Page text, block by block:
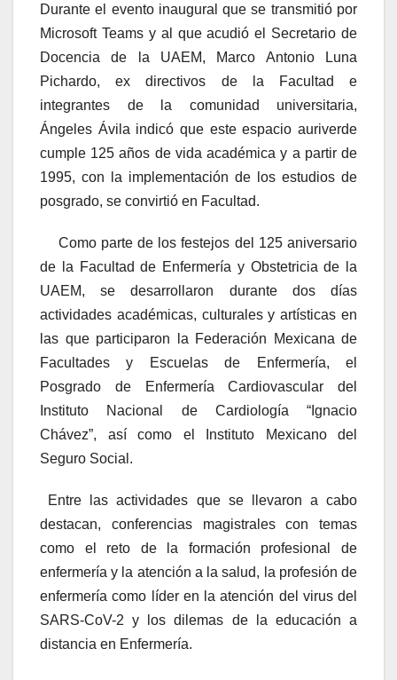
Durante el evento inaugural que se transmitió por
Microsoft Teams y al que acudió el Secretario de
Docencia de la UAEM, Marco Antonio Luna
Pichardo, ex directivos de la Facultad e
integrantes de la comunidad universitaria,
Ángeles Ávila indicó que este espacio auriverde
cumple 125 años de vida académica y a partir de
1995, con la implementación de los estudios de
posgrado, se convirtió en Facultad.
Como parte de los festejos del 125 aniversario
de la Facultad de Enfermería y Obstetricia de la
UAEM, se desarrollaron durante dos días
actividades académicas, culturales y artísticas en
las que participaron la Federación Mexicana de
Facultades y Escuelas de Enfermería, el
Posgrado de Enfermería Cardiovascular del
Instituto Nacional de Cardiología “Ignacio
Chávez”, así como el Instituto Mexicano del
Seguro Social.
Entre las actividades que se llevaron a cabo
destacan, conferencias magistrales con temas
como el reto de la formación profesional de
enfermería y la atención a la salud, la profesión de
enfermería como líder en la atención del virus del
SARS-CoV-2 y los dilemas de la educación a
distancia en Enfermería.